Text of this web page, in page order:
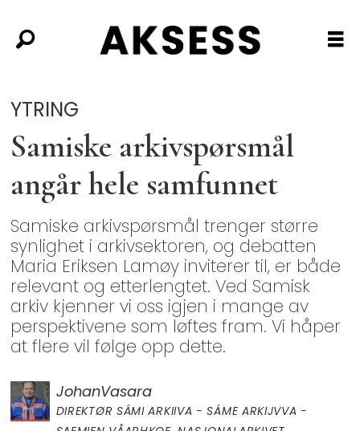
YTRING
Samiske arkivspørsmål
angår hele samfunnet
Samiske arkivspørsmål trenger større
synlighet i arkivsektoren, og debatten
Maria Eriksen Lamøy inviterer til, er både
relevant og etterlengtet. Ved Samisk
arkiv kjenner vi oss igjen i mange av
perspektivene som løftes fram. Vi håper
at flere vil følge opp dette.
JohanVasara
DIREKTØR SÁMI ARKIIVA - SÁME ARKIJVVA -